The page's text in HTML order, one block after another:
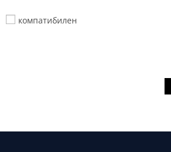
компатибилен